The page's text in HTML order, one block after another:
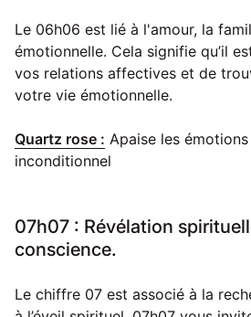
Le 06h06 est lié à l'amour, la
émotionnelle. Cela signifie qu’il
vos relations affectives et de
votre vie émotionnelle.
Quartz rose : Apaise les
inconditionnel
07h07 : Révélation
conscience.
Le chiffre 07 est associé à la